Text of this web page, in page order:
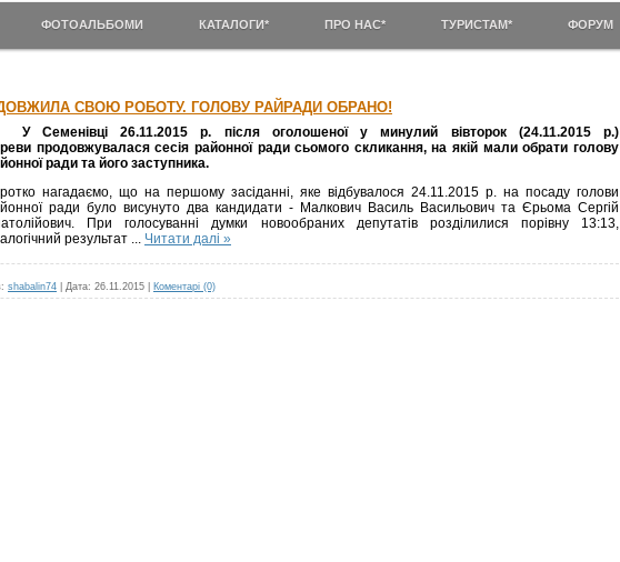
ФОТОАЛЬБОМИ КАТАЛОГИ* ПРО НАС* ТУРИСТАМ* ФОРУМ
СВОЮ РОБОТУ. ГОЛОВУ РАЙРАДИ ОБРАНО!
У Семенівці 26.11.2015 р. після оголошеної у минулий вівторок (24.11.2015 р.)
продовжувалася сесія районної ради сьомого скликання, на якій мали обрати голову
ради та його заступника.
нагадаємо, що на першому засіданні, яке відбувалося 24.11.2015 р. на посаду голови
ради було висунуто два кандидати - Малкович Василь Васильович та Єрьома Сергій
При голосуванні думки новообраних депутатів розділилися порівну 13:13,
результат ... Читати далі »
shabalin74 Дата: 26.11.2015 Коментарі (0)